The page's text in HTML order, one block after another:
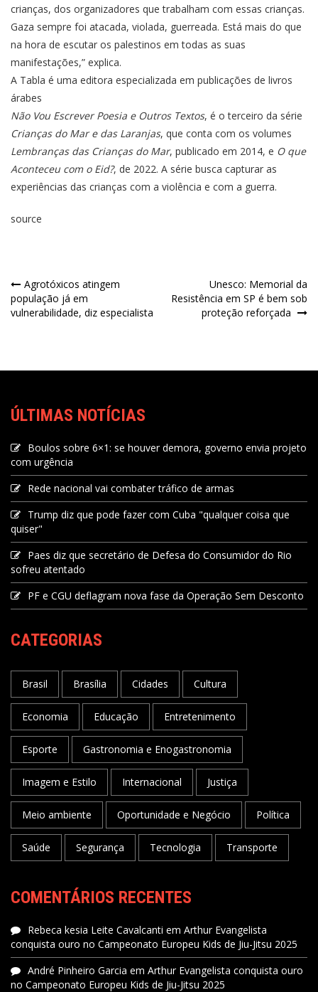
crianças, dos organizadores que trabalham com essas crianças.
Gaza sempre foi atacada, violada, guerreada. Está mais do que
na hora de escutar os palestinos em todas as suas
manifestações,” explica.
A Tabla é uma editora especializada em publicações de livros
árabes
Não Vou Escrever Poesia e Outros Textos, é o terceiro da série
Crianças do Mar e das Laranjas, que conta com os volumes
Lembranças das Crianças do Mar, publicado em 2014, e O que
Aconteceu com o Eid?, de 2022. A série busca capturar as
experiências das crianças com a violência e com a guerra.
source
Agrotóxicos atingem
população já em
vulnerabilidade, diz especialista
Unesco: Memorial da
Resistência em SP é bem sob
proteção reforçada
ÚLTIMAS NOTÍCIAS
Boulos sobre 6×1: se houver demora, governo envia projeto
com urgência
Rede nacional vai combater tráfico de armas
Trump diz que pode fazer com Cuba "qualquer coisa que
quiser"
Paes diz que secretário de Defesa do Consumidor do Rio
sofreu atentado
PF e CGU deflagram nova fase da Operação Sem Desconto
CATEGORIAS
Brasil Brasília Cidades Cultura
Economia Educação Entretenimento
Esporte Gastronomia e Enogastronomia
Imagem e Estilo Internacional Justiça
Meio ambiente Oportunidade e Negócio Política
Saúde Segurança Tecnologia Transporte
COMENTÁRIOS RECENTES
Rebeca kesia Leite Cavalcanti em Arthur Evangelista
conquista ouro no Campeonato Europeu Kids de Jiu-Jitsu 2025
André Pinheiro Garcia em Arthur Evangelista conquista ouro
no Campeonato Europeu Kids de Jiu-Jitsu 2025